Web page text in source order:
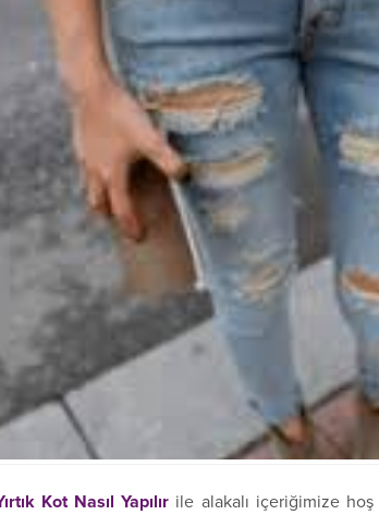
Kot Nasıl Yapılır ile alakalı içeriğimize